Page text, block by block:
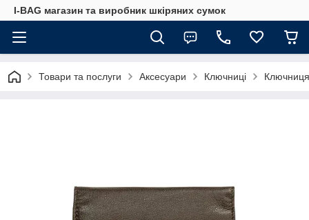
I-BAG магазин та виробник шкіряних сумок
Товари та послуги Аксесуари Ключниці